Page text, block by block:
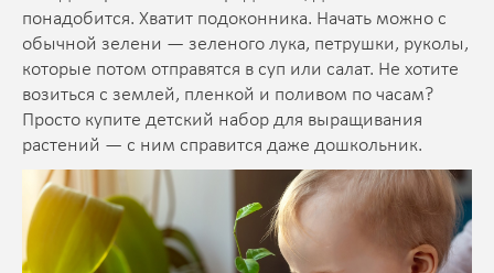
понадобится. Хватит подоконника. Начать можно с
обычной зелени — зеленого лука, петрушки, руколы,
которые потом отправятся в суп или салат. Не хотите
возиться с землей, пленкой и поливом по часам?
Просто купите детский набор для выращивания
растений — с ним справится даже дошкольник.